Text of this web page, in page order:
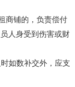
商铺的，负责偿付
人身受到伤害或财
如数补交外，应支